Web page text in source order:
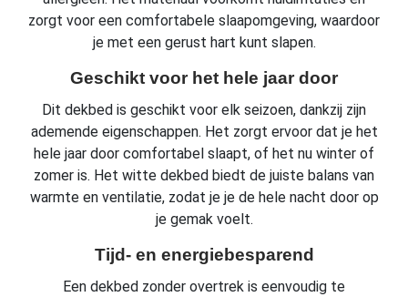
zorgt voor een comfortabele slaapomgeving, waardoor
je met een gerust hart kunt slapen.
Geschikt voor het hele jaar door
Dit dekbed is geschikt voor elk seizoen, dankzij zijn
ademende eigenschappen. Het zorgt ervoor dat je het
hele jaar door comfortabel slaapt, of het nu winter of
zomer is. Het witte dekbed biedt de juiste balans van
warmte en ventilatie, zodat je je de hele nacht door op
je gemak voelt.
Tijd- en energiebesparend
Een dekbed zonder overtrek is eenvoudig te